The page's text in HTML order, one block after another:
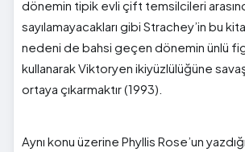
dönemin tipik evli çift temsilcileri
sayılamayacakları gibi Strachey’in bu
nedeni de bahsi geçen dönemin ünlü
kullanarak Viktoryen ikiyüzlülüğüne
ortaya çıkarmaktır (1993).
Aynı konu üzerine Phyllis Rose’un